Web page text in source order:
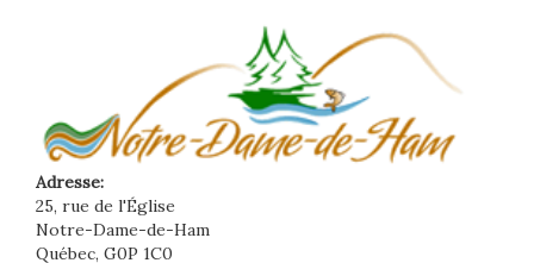
Adresse:
25, rue de l'Église
Notre-Dame-de-Ham
Québec, G0P 1C0